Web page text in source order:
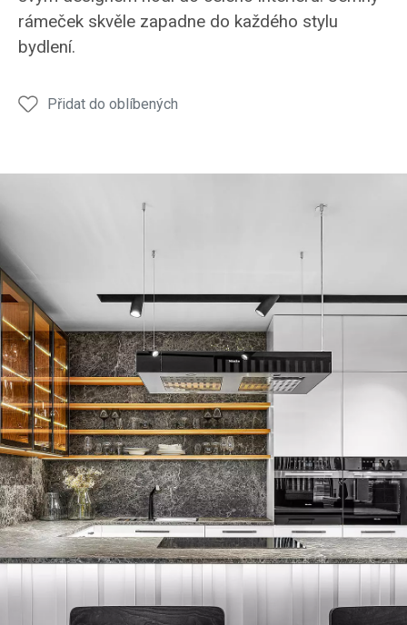
rámeček skvěle zapadne do každého stylu
bydlení.
Přidat do oblíbených